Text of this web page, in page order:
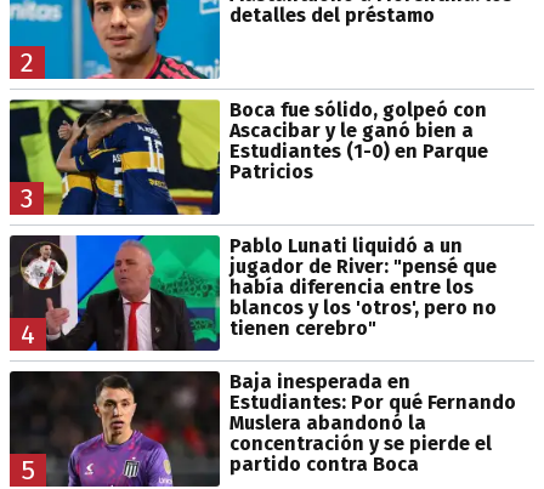
2
detalles del préstamo
3
Boca fue sólido, golpeó con
Ascacibar y le ganó bien a
Estudiantes (1-0) en Parque
Patricios
4
Pablo Lunati liquidó a un
jugador de River: "pensé que
había diferencia entre los
blancos y los 'otros', pero no
tienen cerebro"
5
Baja inesperada en
Estudiantes: Por qué Fernando
Muslera abandonó la
concentración y se pierde el
partido contra Boca